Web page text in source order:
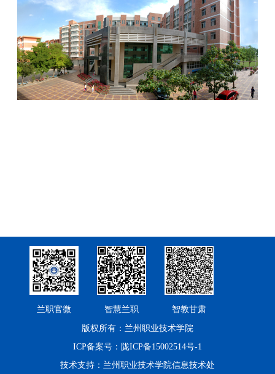
兰职官微 智慧兰职 智教甘肃
版权所有：兰州职业技术学院
ICP备案号：陇ICP备15002514号-1
技术支持：兰州职业技术学院信息技术处